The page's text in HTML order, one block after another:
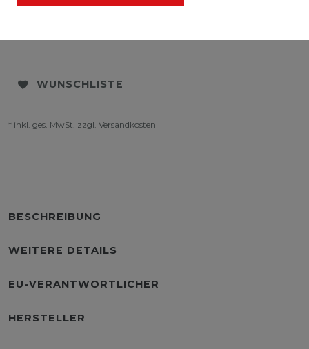
WUNSCHLISTE
* inkl. ges. MwSt. zzgl. Versandkosten
BESCHREIBUNG
WEITERE DETAILS
EU-VERANTWORTLICHER
HERSTELLER